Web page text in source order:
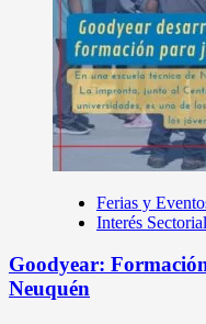
Ferias y
Interés Sectorial
Goodyear:
Neuquén